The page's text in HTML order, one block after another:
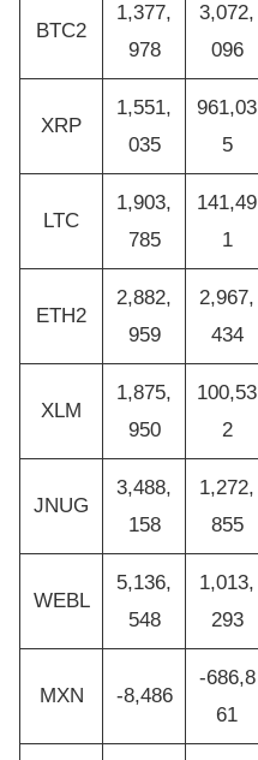
BTC2
1,377,
978
3,072,
096
XRP
1,551,
035
961,03
5
LTC
1,903,
785
141,49
1
ETH2
2,882,
959
2,967,
434
XLM
1,875,
950
100,53
2
JNUG
3,488,
158
1,272,
855
WEBL
5,136,
548
1,013,
293
MXN -8,486
-686,8
61